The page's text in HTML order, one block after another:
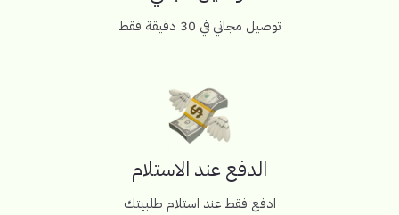
توصيل مجاني في 30 دقيقة فقط
الدفع عند الاستلام
ادفع فقط عند استلام طلبيتك